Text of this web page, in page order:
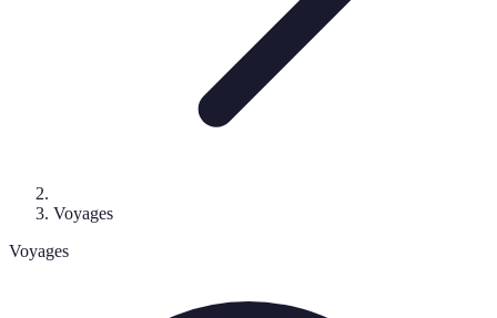
Voyages
Voyages